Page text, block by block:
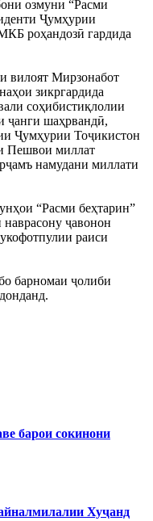
озмуни “Расми
Ҷумҳурии
роҳандозӣ гардида
вилоят Мирзонабот
зикргардида
соҳибистиқлолии
ҷанги шаҳрвандӣ,
Ҷумҳурии Тоҷикистон
Пешвои миллат
намудани миллати
“Расми беҳтарин”
ҷавонон
раиси
барномаи ҷолиби
барои сокинони
Хуҷанд